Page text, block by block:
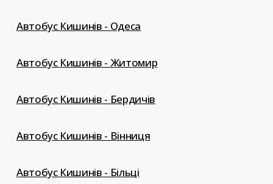
Автобус Кишинів - Одеса
Автобус Кишинів - Житомир
Автобус Кишинів - Бердичів
Автобус Кишинів - Вінниця
Автобус Кишинів - Більці